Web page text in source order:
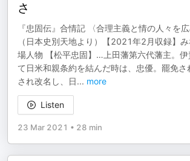
さ
『忠固伝』合情記 〈合理主義と情の人々を広
（日本史別天地より）【2021年2月収録】
場人物 【松平忠固】…上田藩第六代藩主。伊
て日米和親条約を結んだ時は、忠優。罷免
され改名し、日... more
Listen
23 Mar 2021 • 28 min